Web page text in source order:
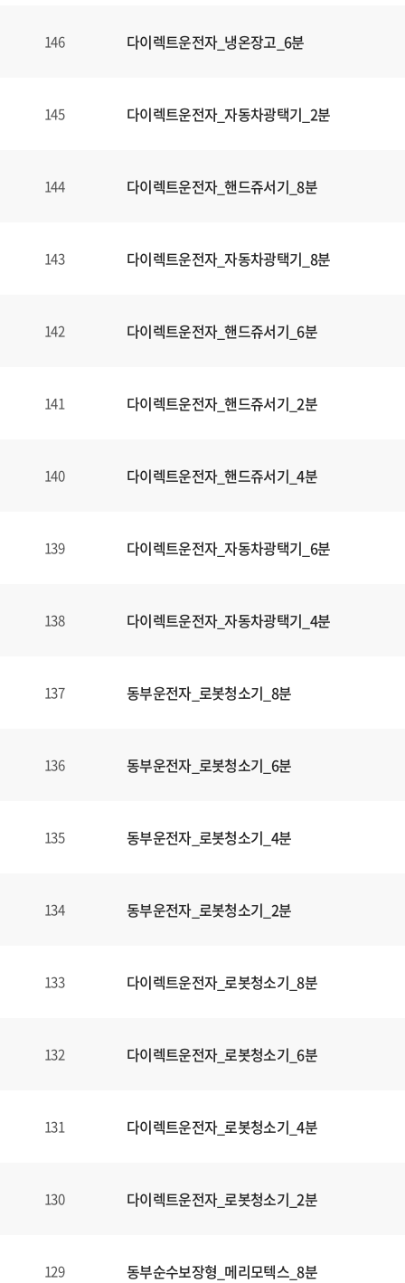
146 다이렉트운전자_냉온장고_6분
145 다이렉트운전자_자동차광택기_2분
144 다이렉트운전자_핸드쥬서기_8분
143 다이렉트운전자_자동차광택기_8분
142 다이렉트운전자_핸드쥬서기_6분
141 다이렉트운전자_핸드쥬서기_2분
140 다이렉트운전자_핸드쥬서기_4분
139 다이렉트운전자_자동차광택기_6분
138 다이렉트운전자_자동차광택기_4분
137 동부운전자_로봇청소기_8분
136 동부운전자_로봇청소기_6분
135 동부운전자_로봇청소기_4분
134 동부운전자_로봇청소기_2분
133 다이렉트운전자_로봇청소기_8분
132 다이렉트운전자_로봇청소기_6분
131 다이렉트운전자_로봇청소기_4분
130 다이렉트운전자_로봇청소기_2분
129 동부순수보장형_메리모텍스_8분